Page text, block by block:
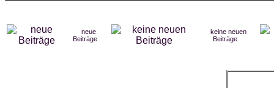
neue
Beiträge
keine neuen
Beiträge